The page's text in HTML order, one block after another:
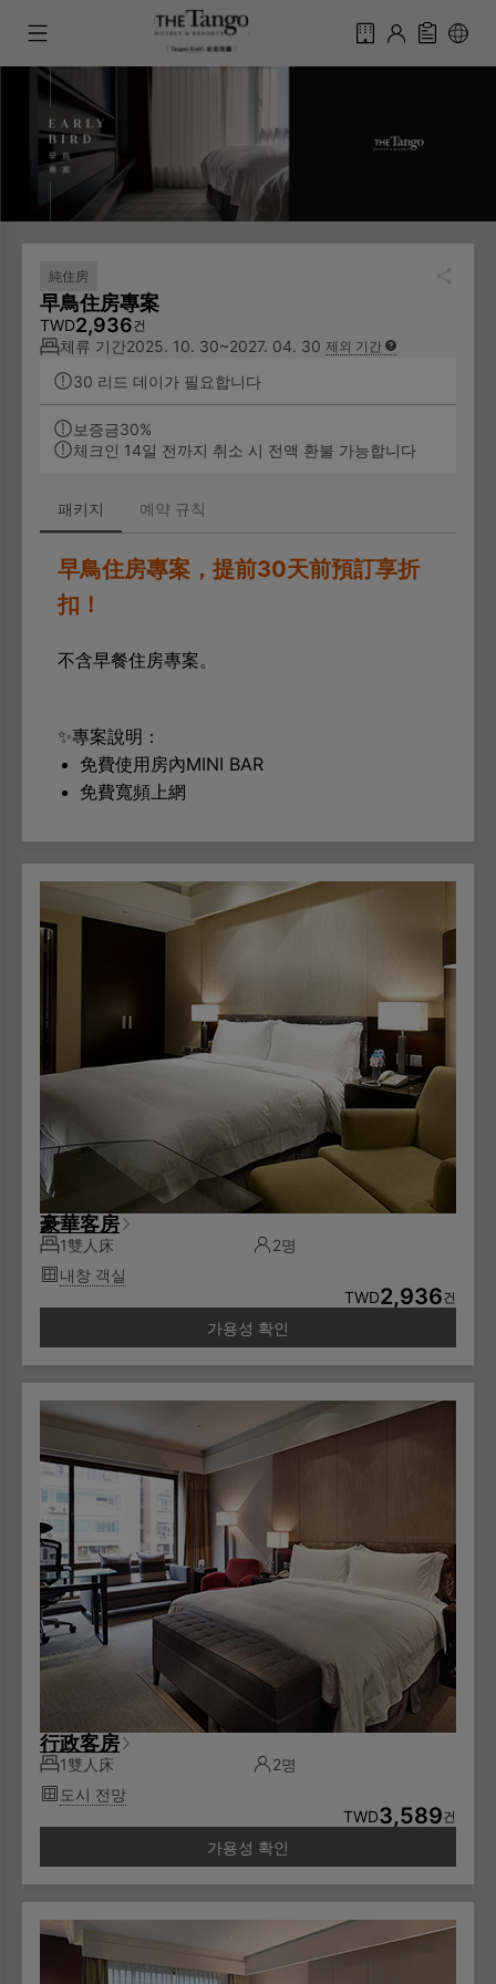
純住房
早鳥住房專案
TWD2,936건
체류 기간2025. 10. 30~2027. 04. 30 제외 기간
30 리드 데이가 필요합니다
보증금30%
체크인 14일 전까지 취소 시 전액 환불 가능합니다
패키지
早鳥住房專案，提前30天前預訂享折
扣！
不含早餐住房專案。
✨專案說明：
免費使用房內MINI BAR
免費寬頻上網
예약 규칙
豪華客房
1雙人床
2명
내창 객실
TWD2,936건
가용성 확인
行政客房
1雙人床
2명
도시 전망
TWD3,589건
가용성 확인